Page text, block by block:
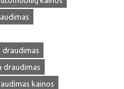
draudimas
draudimas
kainos